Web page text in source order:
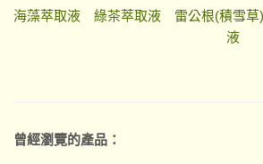
海藻萃取液 綠茶萃取液
雷公根(積雪草
液
曾經瀏覽的產品：